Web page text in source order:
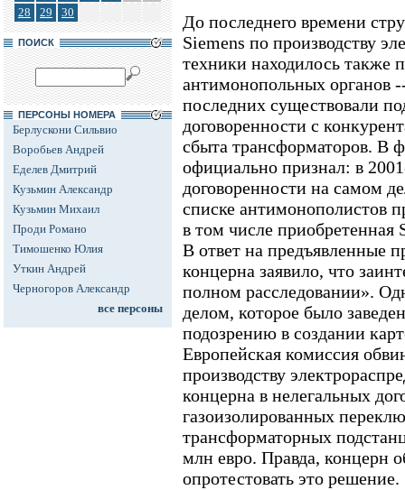
28
29 30
ПОИСК
ПЕРСОНЫ НОМЕРА
Берлускони Сильвио
Воробьев Андрей
Еделев Дмитрий
Кузьмин Александр
Кузьмин Михаил
Проди Романо
Тимошенко Юлия
Уткин Андрей
Черногоров Александр
все персоны
До последнего времени
Siemens по производству
техники находилось также
антимонопольных органов
последних существовали
договоренности с
сбыта трансформаторов. В
официально признал: в
договоренности на самом
списке антимонополистов
в том числе приобретенная
В ответ на предъявленные
концерна заявило, что
полном расследовании».
делом, которое было
подозрению в создании
Европейская комиссия
производству
концерна в нелегальных
газоизолированных
трансформаторных
млн евро. Правда, концерн
опротестовать это решение.